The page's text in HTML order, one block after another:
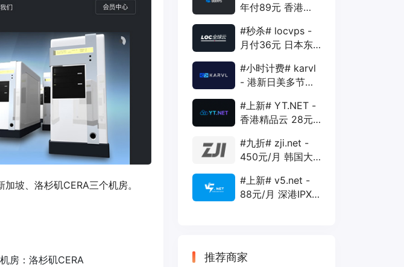
坡、洛杉矶CERA三个机房。
机房：洛杉矶CERA
年付89元 香港
400G 30M
#秒杀# locvps -
月付36元 日本东
40G 1T 450Mbps
#小时计费# karvl
- 港新日美多节点
20G 5T 1Gbps
#上新# YT.NET -
香港精品云 28元/
AS10099+移动
CMI
#九折# zji.net -
450元/月 韩国大
优化和纯国际线路
#上新# v5.net -
88元/月 深港IPX
推荐商家